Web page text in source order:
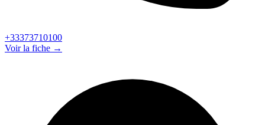
+33373710100
Voir la fiche →